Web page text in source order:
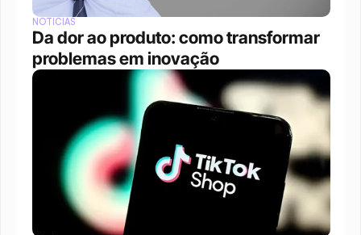
NOTÍCIAS
Da dor ao produto: como transformar
problemas em inovação